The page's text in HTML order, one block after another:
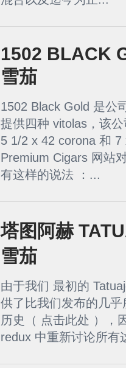
1502 BLACK
雪茄
1502 Black Gold 是公
提供四种 vitolas，该
5 1/2 x 42 corona 和
Premium Cigars 网站
有这样的说法 ：...
塔图阿赫
雪茄
由于我们 最初的
供了比我们发布的几
历史（ 点击此处 ），
redux 中重新讨论所有